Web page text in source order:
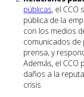
públicas, el CCO
pública de la
con los medios
comunicados
prensa, y
Además, el
daños a la
crisis